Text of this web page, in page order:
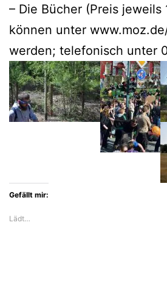
– Die Bücher (Preis jeweils
können unter
werden; telefonisch unter
Gefällt mir:
Lädt…